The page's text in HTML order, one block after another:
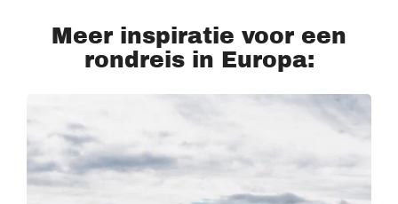
Meer inspiratie voor een
rondreis in Europa: